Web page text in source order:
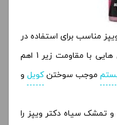
مناسب برای استفاده در
با کویل هایی با مقاومت زیر 1 اهم
موجب سوختنکویل و
تمشک سیاه دکتر ویپز را